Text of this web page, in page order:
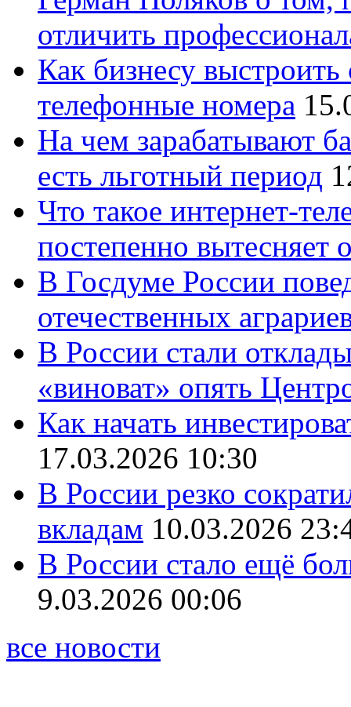
отличить
Как бизнесу
телефонные номера
На чем зарабатывают
есть льготный период
Что такое интернет-
постепенно вытесняет
В Госдуме России
отечественных
В России стали
«виноват» опять
Как начать
17.03.2026 10:30
В России резко
вкладам 10.03.2026
В России стало ещё
9.03.2026 00:06
все новости